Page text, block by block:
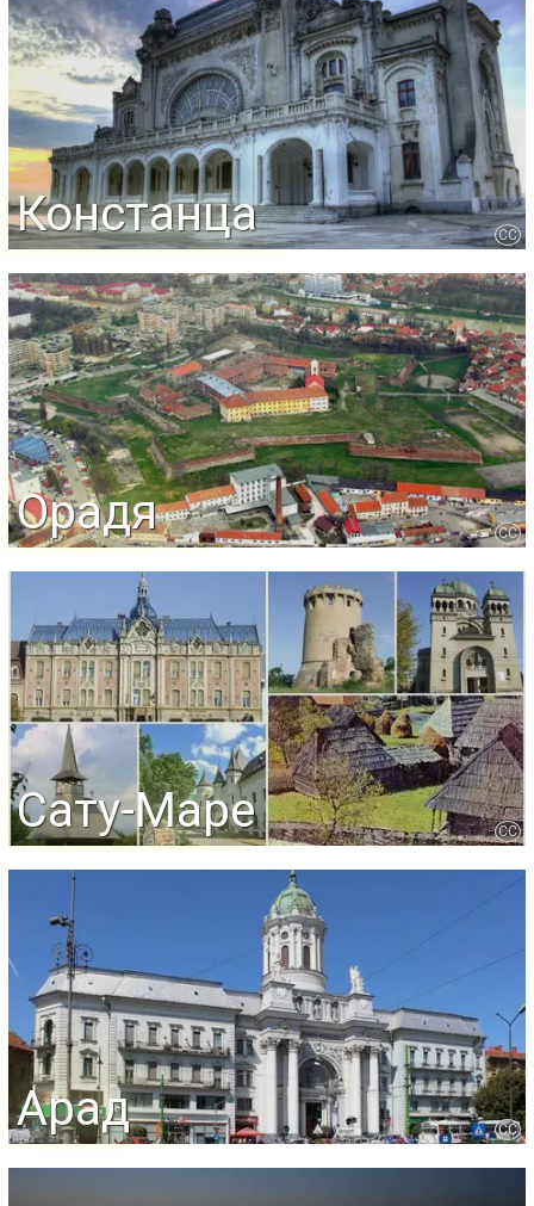
Констанца CC
Орадя CC
Сату-Маре CC
Арад CC